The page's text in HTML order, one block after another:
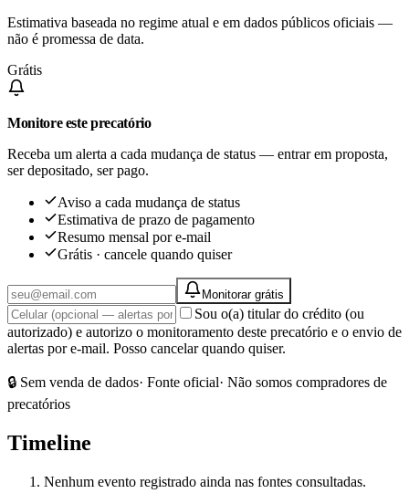
Estimativa baseada no regime atual e em dados públicos oficiais —
não é promessa de data.
Grátis
Monitore este precatório
Receba um alerta a cada mudança de status — entrar em proposta,
ser depositado, ser pago.
Aviso a cada mudança de status
Estimativa de prazo de pagamento
Resumo mensal por e-mail
Grátis · cancele quando quiser
Monitorar grátis
Sou o(a) titular do crédito (ou
autorizado) e autorizo o monitoramento deste precatório e o envio de
alertas por e-mail. Posso cancelar quando quiser.
🔒 Sem venda de dados· Fonte oficial· Não somos compradores de
precatórios
Timeline
Nenhum evento registrado ainda nas fontes consultadas.